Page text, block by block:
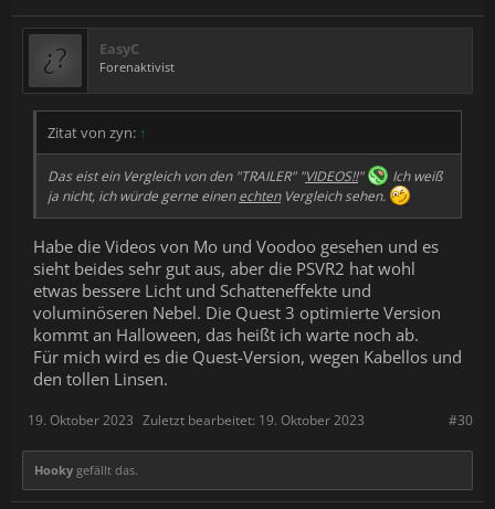
EasyC
Forenaktivist
Zitat von zyn: ↑
Das eist ein Vergleich von den "TRAILER" "VIDEOS!!"
Ich weiß
ja nicht, ich würde gerne einenechtenVergleich sehen.
Habe die Videos von Mo und Voodoo gesehen und es
sieht beides sehr gut aus, aber die PSVR2 hat wohl
etwas bessere Licht und Schatteneffekte und
voluminöseren Nebel. Die Quest 3 optimierte Version
kommt an Halloween, das heißt ich warte noch ab.
Für mich wird es die Quest-Version, wegen Kabellos und
den tollen Linsen.
#30
19. Oktober 2023 Zuletzt bearbeitet: 19. Oktober 2023
Hooky gefällt das.